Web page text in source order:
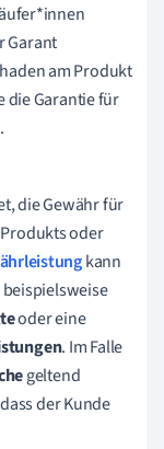
*innen
Garant
am Produkt
die Garantie für
die Gewähr für
oder
kann
oder eine
. Im Falle
geltend
der Kunde